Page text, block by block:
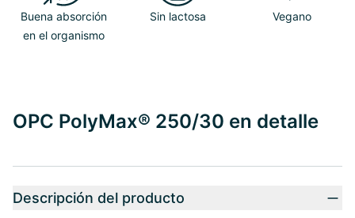
Buena absorción
en el organismo
Sin lactosa Vegano
OPC PolyMax® 250/30 en detalle
Descripción del producto